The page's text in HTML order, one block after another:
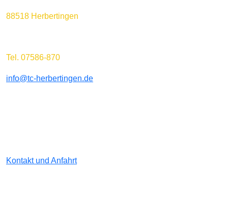
88518 Herbertingen
Tel. 07586-870
info@tc-herbertingen.de
Kontakt und Anfahrt